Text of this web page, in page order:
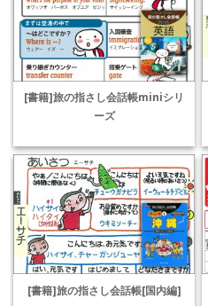
[書籍]旅の指さし会話帳miniシリ
ーズ
[書籍]旅の指さし会話帳[国内編]